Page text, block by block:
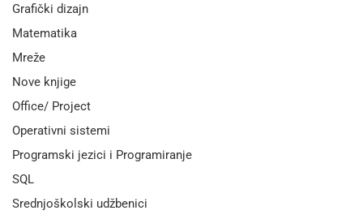
Grafički dizajn
Matematika
Mreže
Nove knjige
Office/ Project
Operativni sistemi
Programski jezici i Programiranje
SQL
Srednjoškolski udžbenici